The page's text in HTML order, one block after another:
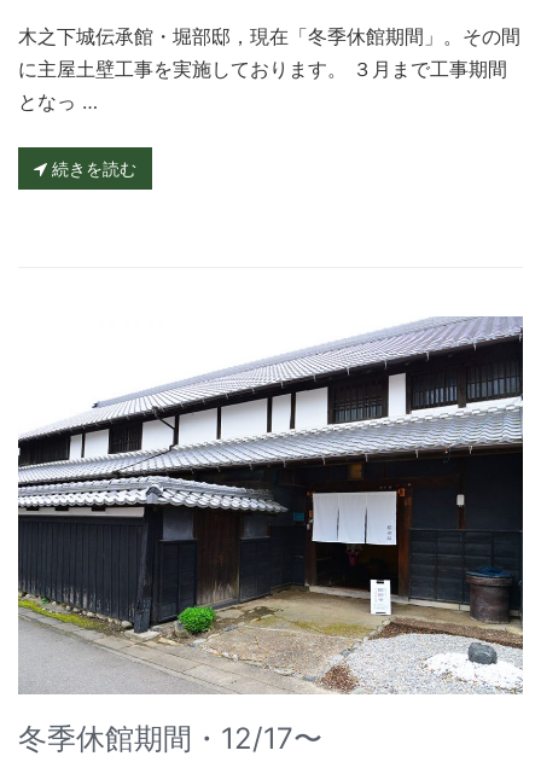
木之下城伝承館・堀部邸，現在「冬季休館期間」。その間
に主屋土壁工事を実施しております。 ３月まで工事期間
となっ …
続きを読む
冬季休館期間・12/17〜